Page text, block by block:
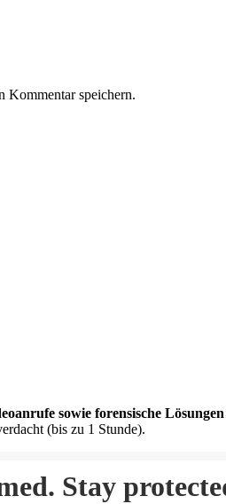
Kommentar speichern.
sowie forensische
(bis zu 1 Stunde).
Stay